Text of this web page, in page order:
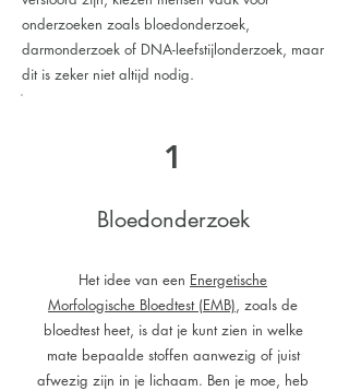
onderzoeken zoals bloedonderzoek,
darmonderzoek of DNA-leefstijlonderzoek, maar
dit is zeker niet altijd nodig.
1
Bloedonderzoek
Het idee van een Energetische
Morfologische Bloedtest (EMB), zoals de
bloedtest heet, is dat je kunt zien in welke
mate bepaalde stoffen aanwezig of juist
afwezig zijn in je lichaam. Ben je moe, heb